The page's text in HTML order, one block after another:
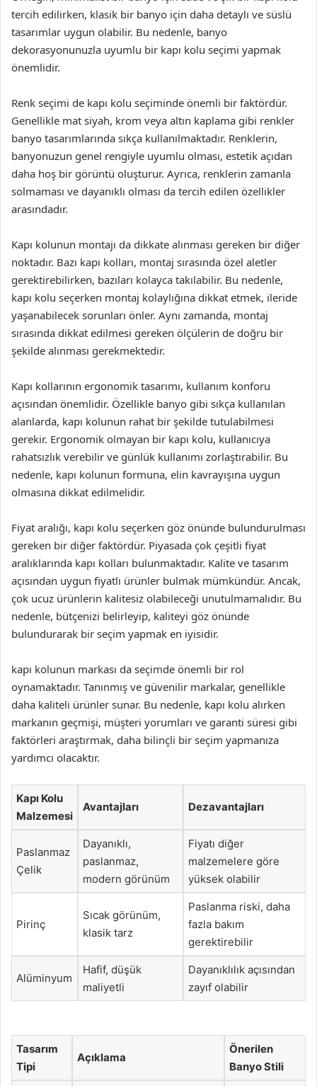
tercih edilirken, klasik bir banyo için daha detaylı ve süslü
tasarımlar uygun olabilir. Bu nedenle, banyo
dekorasyonunuzla uyumlu bir kapı kolu seçimi yapmak
önemlidir.
Renk seçimi de kapı kolu seçiminde önemli bir faktördür.
Genellikle mat siyah, krom veya altın kaplama gibi renkler
banyo tasarımlarında sıkça kullanılmaktadır. Renklerin,
banyonuzun genel rengiyle uyumlu olması, estetik açıdan
daha hoş bir görüntü oluşturur. Ayrıca, renklerin zamanla
solmaması ve dayanıklı olması da tercih edilen özellikler
arasındadır.
Kapı kolunun montajı da dikkate alınması gereken bir diğer
noktadır. Bazı kapı kolları, montaj sırasında özel aletler
gerektirebilirken, bazıları kolayca takılabilir. Bu nedenle,
kapı kolu seçerken montaj kolaylığına dikkat etmek, ileride
yaşanabilecek sorunları önler. Aynı zamanda, montaj
sırasında dikkat edilmesi gereken ölçülerin de doğru bir
şekilde alınması gerekmektedir.
Kapı kollarının ergonomik tasarımı, kullanım konforu
açısından önemlidir. Özellikle banyo gibi sıkça kullanılan
alanlarda, kapı kolunun rahat bir şekilde tutulabilmesi
gerekir. Ergonomik olmayan bir kapı kolu, kullanıcıya
rahatsızlık verebilir ve günlük kullanımı zorlaştırabilir. Bu
nedenle, kapı kolunun formuna, elin kavrayışına uygun
olmasına dikkat edilmelidir.
Fiyat aralığı, kapı kolu seçerken göz önünde bulundurulması
gereken bir diğer faktördür. Piyasada çok çeşitli fiyat
aralıklarında kapı kolları bulunmaktadır. Kalite ve tasarım
açısından uygun fiyatlı ürünler bulmak mümkündür. Ancak,
çok ucuz ürünlerin kalitesiz olabileceği unutulmamalıdır. Bu
nedenle, bütçenizi belirleyip, kaliteyi göz önünde
bulundurarak bir seçim yapmak en iyisidir.
kapı kolunun markası da seçimde önemli bir rol
oynamaktadır. Tanınmış ve güvenilir markalar, genellikle
daha kaliteli ürünler sunar. Bu nedenle, kapı kolu alırken
markanın geçmişi, müşteri yorumları ve garanti süresi gibi
faktörleri araştırmak, daha bilinçli bir seçim yapmanıza
yardımcı olacaktır.
Kapı Kolu
Malzemesi
Avantajları Dezavantajları
Paslanmaz
Çelik
Dayanıklı,
paslanmaz,
modern görünüm
Fiyatı diğer
malzemelere göre
yüksek olabilir
Pirinç
Sıcak görünüm,
klasik tarz
Paslanma riski, daha
fazla bakım
gerektirebilir
Alüminyum
Hafif, düşük
maliyetli
Dayanıklılık açısından
zayıf olabilir
Tasarım
Tipi
Açıklama
Önerilen
Banyo Stili